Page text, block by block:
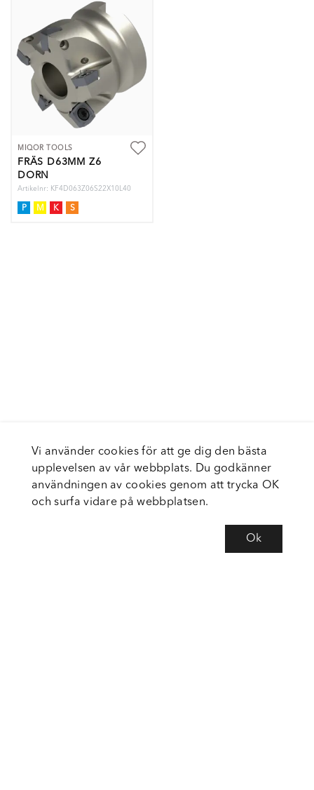
MIQOR TOOLS
FRÄS D63MM Z6
DORN
Artikelnr: KF4D063Z06S22X10L40
P M K S
Vi använder cookies för att ge dig den bästa
upplevelsen av vår webbplats. Du godkänner
användningen av cookies genom att trycka OK
och surfa vidare på webbplatsen.
Ok